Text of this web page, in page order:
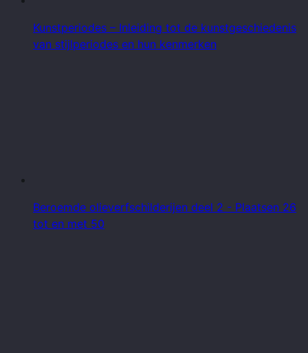
Kunstperiodes – Inleiding tot de kunstgeschiedenis
van stijlperiodes en hun kenmerken
Beroemde olieverfschilderijen deel 2 - Plaatsen 26
tot en met 50